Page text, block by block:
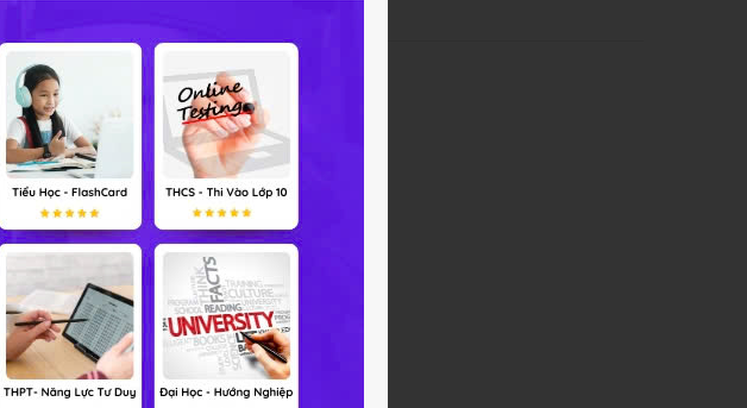
hỏi để được giải đáp.
đồng HóaHỌC247 sẽ sớm
Số chất là